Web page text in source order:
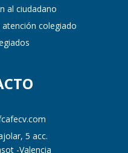
al ciudadano
colegiado
5 acc.
-Valencia